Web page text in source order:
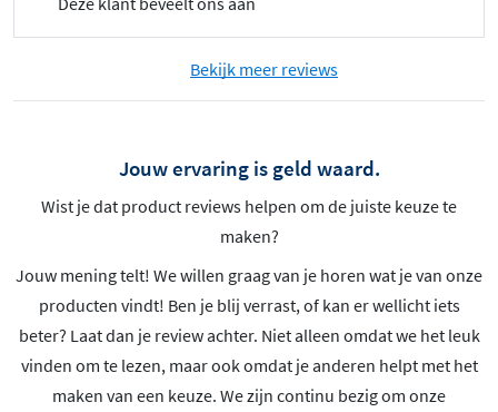
Bekijk meer reviews
Jouw ervaring is geld waard.
Wist je dat product reviews helpen om de juiste keuze te
maken?
Jouw mening telt! We willen graag van je horen wat je van onze
producten vindt! Ben je blij verrast, of kan er wellicht iets
beter? Laat dan je review achter. Niet alleen omdat we het leuk
vinden om te lezen, maar ook omdat je anderen helpt met het
maken van een keuze. We zijn continu bezig om onze